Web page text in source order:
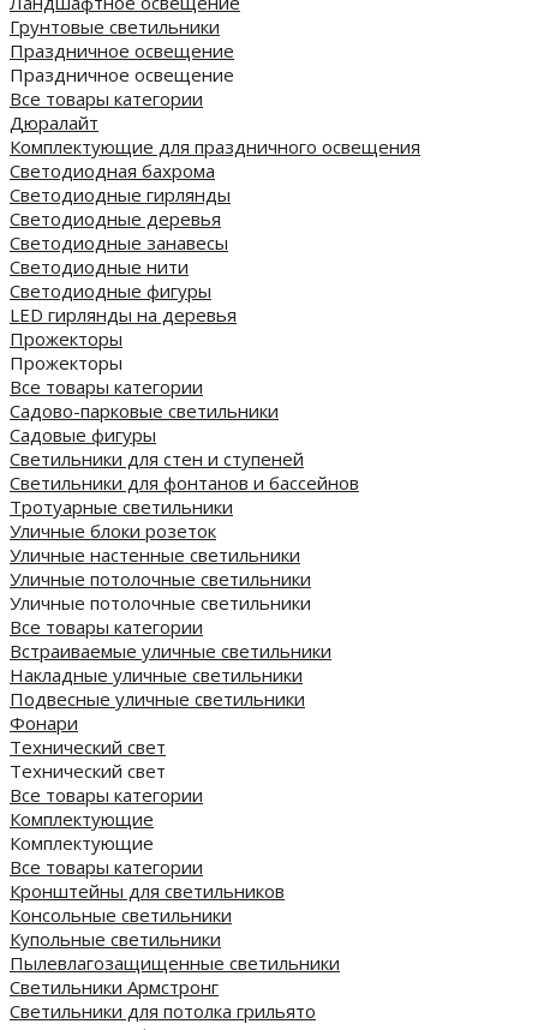
Грунтовые светильники
Праздничное освещение
Праздничное освещение
Все товары категории
Дюралайт
Комплектующие для праздничного освещения
Светодиодная бахрома
Светодиодные гирлянды
Светодиодные деревья
Светодиодные занавесы
Светодиодные нити
Светодиодные фигуры
LED гирлянды на деревья
Прожекторы
Прожекторы
Все товары категории
Садово-парковые светильники
Садовые фигуры
Светильники для стен и ступеней
Светильники для фонтанов и бассейнов
Тротуарные светильники
Уличные блоки розеток
Уличные настенные светильники
Уличные потолочные светильники
Уличные потолочные светильники
Все товары категории
Встраиваемые уличные светильники
Накладные уличные светильники
Подвесные уличные светильники
Фонари
Технический свет
Технический свет
Все товары категории
Комплектующие
Комплектующие
Все товары категории
Кронштейны для светильников
Консольные светильники
Купольные светильники
Пылевлагозащищенные светильники
Светильники Армстронг
Светильники для потолка грильято